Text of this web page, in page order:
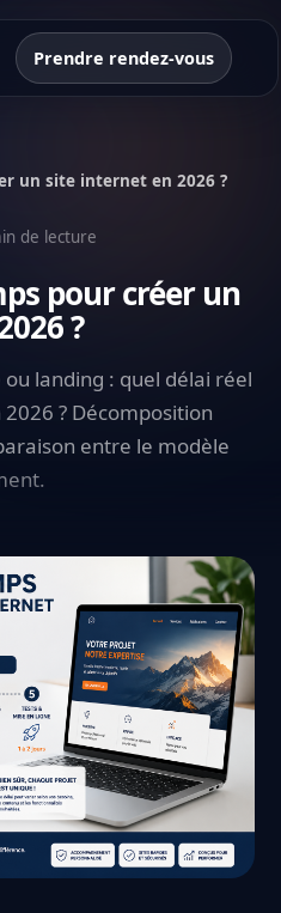
Prendre rendez-vous
un site internet en 2026 ?
de lecture
pour créer un
?
landing : quel délai réel
? Décomposition
entre le modèle